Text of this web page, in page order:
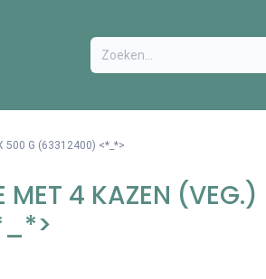
VACATURES
500 G (63312400) <*_*>
MET 4 KAZEN